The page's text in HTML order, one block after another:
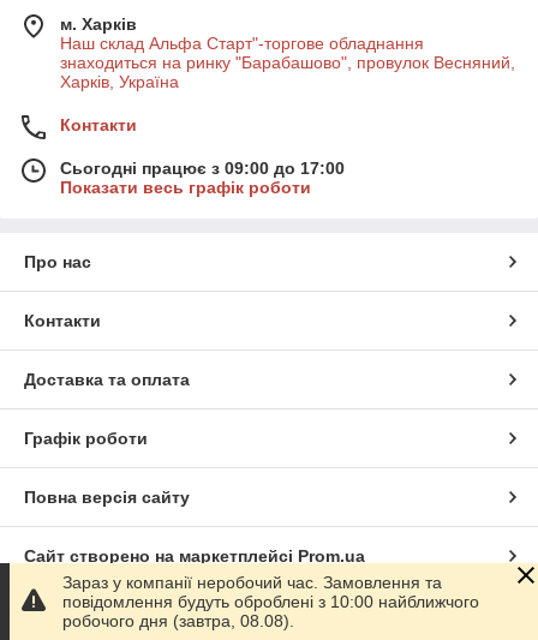
м. Харків
Наш склад Альфа Старт"-торгове обладнання
знаходиться на ринку "Барабашово", провулок Весняний,
Харків, Україна
Контакти
Сьогодні працює з 09:00 до 17:00
Показати весь графік роботи
Про нас
Контакти
Доставка та оплата
Графік роботи
Повна версія сайту
Сайт створено на маркетплейсі Prom.ua
Політика конфіденційності
Зараз у компанії неробочий час. Замовлення та
повідомлення будуть оброблені з 10:00 найближчого
робочого дня (завтра, 08.08).